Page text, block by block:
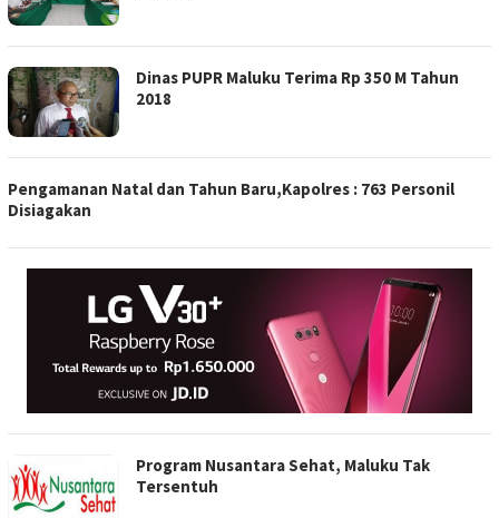
Dinas PUPR Maluku Terima Rp 350 M Tahun
2018
Pengamanan Natal dan Tahun Baru,Kapolres : 763 Personil
Disiagakan
Program Nusantara Sehat, Maluku Tak
Tersentuh